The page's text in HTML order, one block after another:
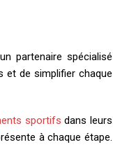
partenaire spécialisé
et de simplifier chaque
sportifs dans leurs
à chaque étape.